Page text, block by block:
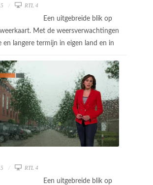
RTL 4
Een uitgebreide blik op
Met de weersverwachtingen
en langere termijn in eigen land en in
RTL 4
Een uitgebreide blik op